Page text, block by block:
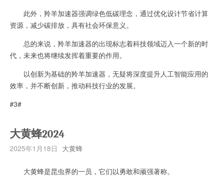
此外，羚羊加速器强调绿色低碳理念，通过优化设计节省计算
资源，减少碳排放，具有社会环保意义。
总的来说，羚羊加速器的出现标志着科技领域迈入一个新的时
代，未来也将继续发挥着重要的作用。
以创新为基础的羚羊加速器，无疑将深度提升人工智能应用的
效率，并不断创新，推动科技行业的发展。
#3#
大黄蜂2024
2025年1月18日 大黄蜂
大黄蜂是昆虫界的一员，它们以勇敢和顽强著称。